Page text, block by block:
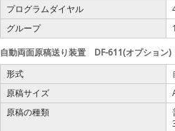
プログラムダイヤル
グループ
自動両面原稿送り装置 DF-611(オプション)
形式
原稿サイズ
原稿の種類